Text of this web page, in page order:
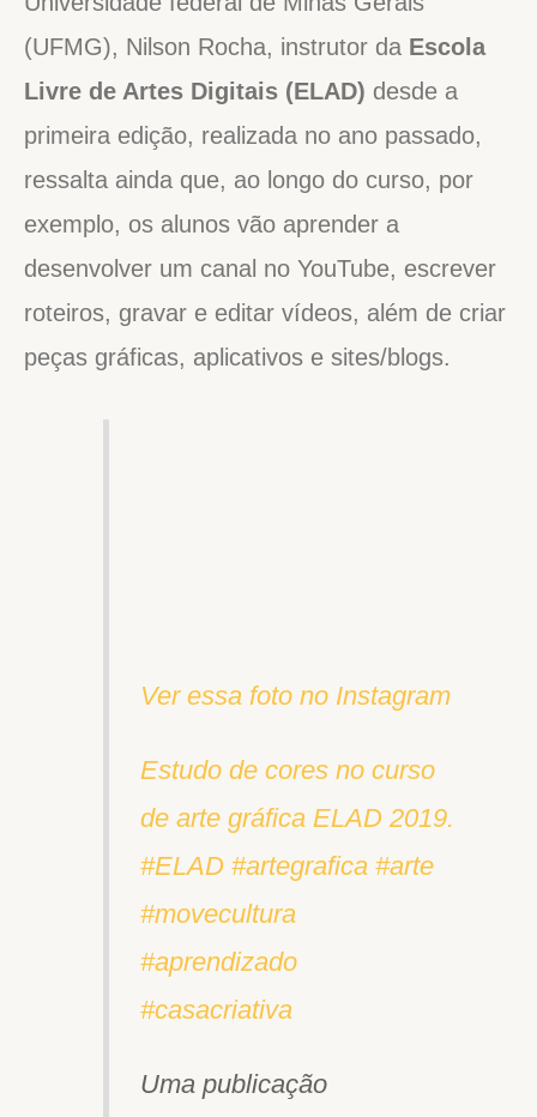
(UFMG), Nilson Rocha, instrutor da Escola
Livre de Artes Digitais (ELAD) desde a
primeira edição, realizada no ano passado,
ressalta ainda que, ao longo do curso, por
exemplo, os alunos vão aprender a
desenvolver um canal no YouTube, escrever
roteiros, gravar e editar vídeos, além de criar
peças gráficas, aplicativos e sites/blogs.
Ver essa foto no Instagram
Estudo de cores no curso
de arte gráfica ELAD 2019.
#ELAD #artegrafica #arte
#movecultura
#aprendizado
#casacriativa
Uma publicação